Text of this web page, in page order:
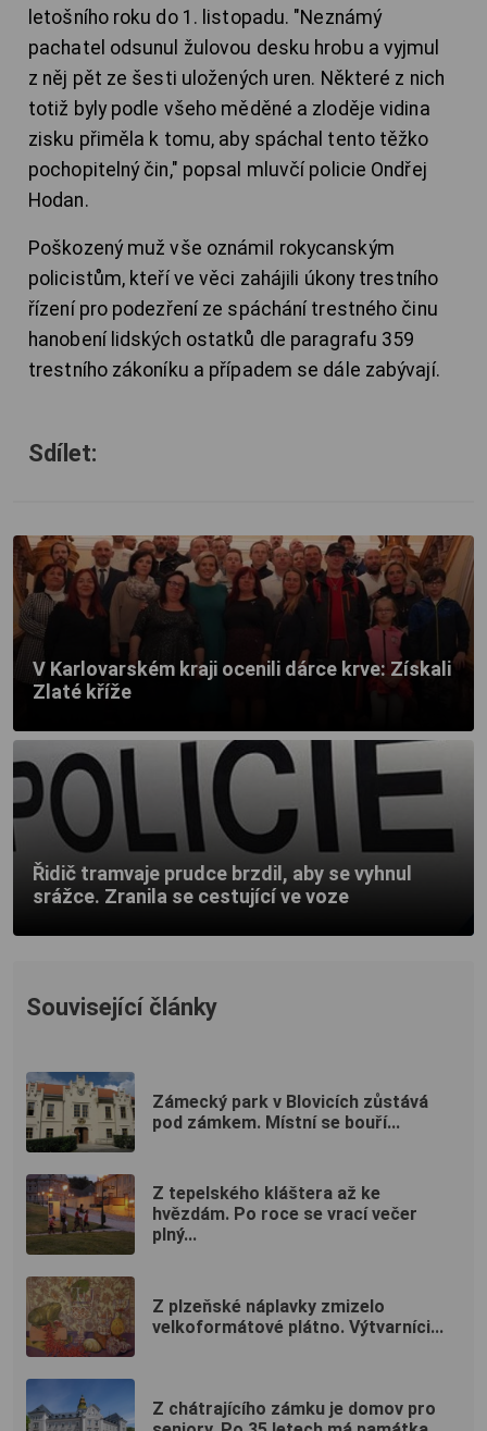
letošního roku do 1. listopadu. "Neznámý
pachatel odsunul žulovou desku hrobu a vyjmul
z něj pět ze šesti uložených uren. Některé z nich
totiž byly podle všeho měděné a zloděje vidina
zisku přiměla k tomu, aby spáchal tento těžko
pochopitelný čin," popsal mluvčí policie Ondřej
Hodan.
Poškozený muž vše oznámil rokycanským
policistům, kteří ve věci zahájili úkony trestního
řízení pro podezření ze spáchání trestného činu
hanobení lidských ostatků dle paragrafu 359
trestního zákoníku a případem se dále zabývají.
Sdílet:
V Karlovarském kraji ocenili dárce krve: Získali
Zlaté kříže
Řidič tramvaje prudce brzdil, aby se vyhnul
srážce. Zranila se cestující ve voze
Související články
Zámecký park v Blovicích zůstává
pod zámkem. Místní se bouří...
Z tepelského kláštera až ke
hvězdám. Po roce se vrací večer
plný...
Z plzeňské náplavky zmizelo
velkoformátové plátno. Výtvarníci...
Z chátrajícího zámku je domov pro